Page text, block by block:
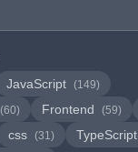
JavaScript (149)
(60) Frontend (59)
css (31) TypeScript